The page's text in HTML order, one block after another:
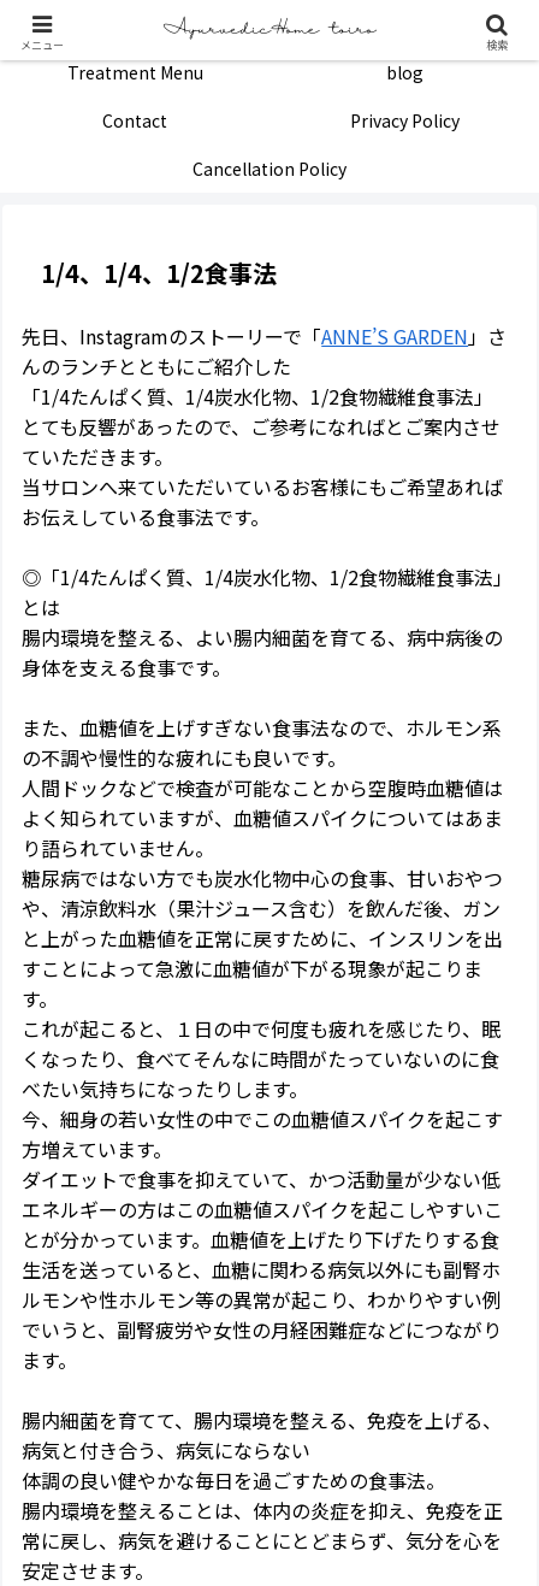
Treatment Menu
blog
Contact
Privacy Policy
Cancellation Policy
1/4、1/4、1/2食事法
先日、Instagramのストーリーで「ANNE’S GARDEN」さ
んのランチとともにご紹介した
「1/4たんぱく質、1/4炭水化物、1/2食物繊維食事法」
とても反響があったので、ご参考になればとご案内させ
ていただきます。
当サロンへ来ていただいているお客様にもご希望あれば
お伝えしている食事法です。
◎「1/4たんぱく質、1/4炭水化物、1/2食物繊維食事法」
とは
腸内環境を整える、よい腸内細菌を育てる、病中病後の
身体を支える食事です。
また、血糖値を上げすぎない食事法なので、ホルモン系
の不調や慢性的な疲れにも良いです。
人間ドックなどで検査が可能なことから空腹時血糖値は
よく知られていますが、血糖値スパイクについてはあま
り語られていません。
糖尿病ではない方でも炭水化物中心の食事、甘いおやつ
や、清涼飲料水（果汁ジュース含む）を飲んだ後、ガン
と上がった血糖値を正常に戻すために、インスリンを出
すことによって急激に血糖値が下がる現象が起こりま
す。
これが起こると、１日の中で何度も疲れを感じたり、眠
くなったり、食べてそんなに時間がたっていないのに食
べたい気持ちになったりします。
今、細身の若い女性の中でこの血糖値スパイクを起こす
方増えています。
ダイエットで食事を抑えていて、かつ活動量が少ない低
エネルギーの方はこの血糖値スパイクを起こしやすいこ
とが分かっています。血糖値を上げたり下げたりする食
生活を送っていると、血糖に関わる病気以外にも副腎ホ
ルモンや性ホルモン等の異常が起こり、わかりやすい例
でいうと、副腎疲労や女性の月経困難症などにつながり
ます。
腸内細菌を育てて、腸内環境を整える、免疫を上げる、
病気と付き合う、病気にならない
体調の良い健やかな毎日を過ごすための食事法。
腸内環境を整えることは、体内の炎症を抑え、免疫を正
常に戻し、病気を避けることにとどまらず、気分を心を
安定させます。
メニュー 検索